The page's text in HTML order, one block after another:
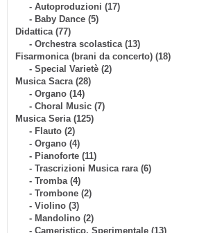
- Autoproduzioni (17)
- Baby Dance (5)
Didattica (77)
- Orchestra scolastica (13)
Fisarmonica (brani da concerto) (18)
- Special Varietè (2)
Musica Sacra (28)
- Organo (14)
- Choral Music (7)
Musica Seria (125)
- Flauto (2)
- Organo (4)
- Pianoforte (11)
- Trascrizioni Musica rara (6)
- Tromba (4)
- Trombone (2)
- Violino (3)
- Mandolino (2)
- Cameristico, Sperimentale (13)